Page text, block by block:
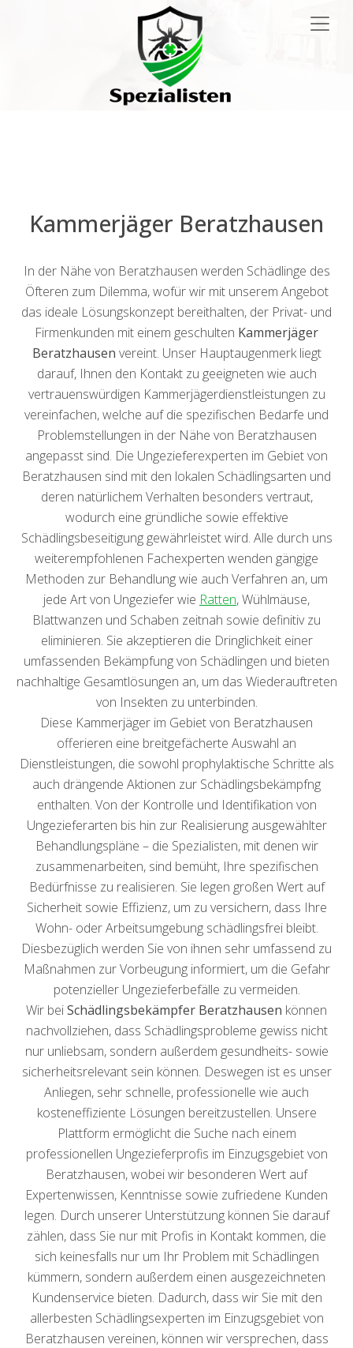
Kammerjäger Beratzhausen
In der Nähe von Beratzhausen werden Schädlinge des
Öfteren zum Dilemma, wofür wir mit unserem Angebot
das ideale Lösungskonzept bereithalten, der Privat- und
Firmenkunden mit einem geschulten Kammerjäger
Beratzhausen vereint. Unser Hauptaugenmerk liegt
darauf, Ihnen den Kontakt zu geeigneten wie auch
vertrauenswürdigen Kammerjägerdienstleistungen zu
vereinfachen, welche auf die spezifischen Bedarfe und
Problemstellungen in der Nähe von Beratzhausen
angepasst sind. Die Ungezieferexperten im Gebiet von
Beratzhausen sind mit den lokalen Schädlingsarten und
deren natürlichem Verhalten besonders vertraut,
wodurch eine gründliche sowie effektive
Schädlingsbeseitigung gewährleistet wird. Alle durch uns
weiterempfohlenen Fachexperten wenden gängige
Methoden zur Behandlung wie auch Verfahren an, um
jede Art von Ungeziefer wie Ratten, Wühlmäuse,
Blattwanzen und Schaben zeitnah sowie definitiv zu
eliminieren. Sie akzeptieren die Dringlichkeit einer
umfassenden Bekämpfung von Schädlingen und bieten
nachhaltige Gesamtlösungen an, um das Wiederauftreten
von Insekten zu unterbinden.
Diese Kammerjäger im Gebiet von Beratzhausen
offerieren eine breitgefächerte Auswahl an
Dienstleistungen, die sowohl prophylaktische Schritte als
auch drängende Aktionen zur Schädlingsbekämpfng
enthalten. Von der Kontrolle und Identifikation von
Ungezieferarten bis hin zur Realisierung ausgewählter
Behandlungspläne – die Spezialisten, mit denen wir
zusammenarbeiten, sind bemüht, Ihre spezifischen
Bedürfnisse zu realisieren. Sie legen großen Wert auf
Sicherheit sowie Effizienz, um zu versichern, dass Ihre
Wohn- oder Arbeitsumgebung schädlingsfrei bleibt.
Diesbezüglich werden Sie von ihnen sehr umfassend zu
Maßnahmen zur Vorbeugung informiert, um die Gefahr
potenzieller Ungezieferbefälle zu vermeiden.
Wir beiSchädlingsbekämpfer Beratzhausen können
nachvollziehen, dass Schädlingsprobleme gewiss nicht
nur unliebsam, sondern außerdem gesundheits- sowie
sicherheitsrelevant sein können. Deswegen ist es unser
Anliegen, sehr schnelle, professionelle wie auch
kosteneffiziente Lösungen bereitzustellen. Unsere
Plattform ermöglicht die Suche nach einem
professionellen Ungezieferprofis im Einzugsgebiet von
Beratzhausen, wobei wir besonderen Wert auf
Expertenwissen, Kenntnisse sowie zufriedene Kunden
legen. Durch unserer Unterstützung können Sie darauf
zählen, dass Sie nur mit Profis in Kontakt kommen, die
sich keinesfalls nur um Ihr Problem mit Schädlingen
kümmern, sondern außerdem einen ausgezeichneten
Kundenservice bieten. Dadurch, dass wir Sie mit den
allerbesten Schädlingsexperten im Einzugsgebiet von
Beratzhausen vereinen, können wir versprechen, dass